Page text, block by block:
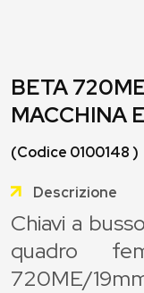
BETA
MACCHINA
(Codice 0100148 )
Descrizione
Chiavi a
quadro
720ME/